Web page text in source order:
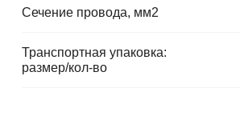
Сечение провода, мм2
Транспортная упаковка:
размер/кол-во